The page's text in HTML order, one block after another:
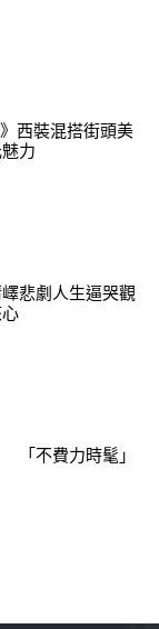
西裝混搭街頭美
力
嶧悲劇人生逼哭觀
「不費力時髦」